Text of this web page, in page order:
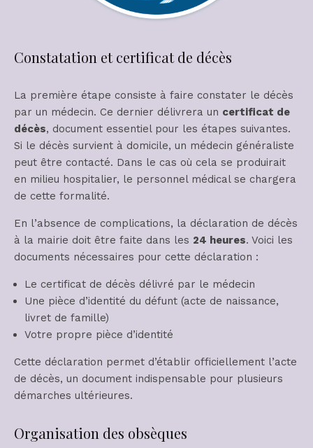
Constatation et certificat de décès
La première étape consiste à faire constater le décès
par un médecin. Ce dernier délivrera un certificat de
décès, document essentiel pour les étapes suivantes.
Si le décès survient à domicile, un médecin généraliste
peut être contacté. Dans le cas où cela se produirait
en milieu hospitalier, le personnel médical se chargera
de cette formalité.
En l’absence de complications, la déclaration de décès
à la mairie doit être faite dans les 24 heures. Voici les
documents nécessaires pour cette déclaration :
Le certificat de décès délivré par le médecin
Une pièce d’identité du défunt (acte de naissance,
livret de famille)
Votre propre pièce d’identité
Cette déclaration permet d’établir officiellement l’acte
de décès, un document indispensable pour plusieurs
démarches ultérieures.
Organisation des obsèques